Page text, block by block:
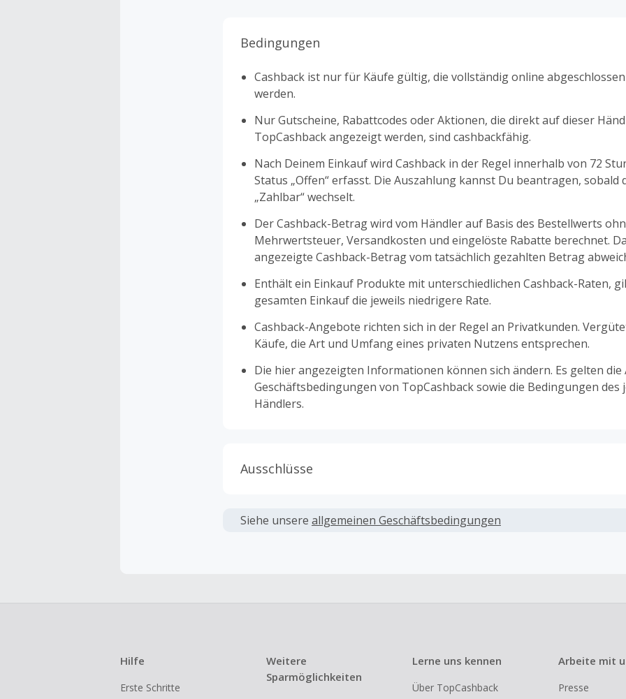
Bedingungen
Cashback ist nur für Käufe gültig, die vollständig online
werden.
Nur Gutscheine, Rabattcodes oder Aktionen, die direkt auf dieser
TopCashback angezeigt werden, sind cashbackfähig.
Nach Deinem Einkauf wird Cashback in der Regel innerhalb von 72
Status „Offen“ erfasst. Die Auszahlung kannst Du beantragen, sobald
„Zahlbar“ wechselt.
Der Cashback-Betrag wird vom Händler auf Basis des Bestellwerts
Mehrwertsteuer, Versandkosten und eingelöste Rabatte berechnet.
angezeigte Cashback-Betrag vom tatsächlich gezahlten Betrag
Enthält ein Einkauf Produkte mit unterschiedlichen Cashback-Raten,
gesamten Einkauf die jeweils niedrigere Rate.
Cashback-Angebote richten sich in der Regel an Privatkunden.
Käufe, die Art und Umfang eines privaten Nutzens entsprechen.
Die hier angezeigten Informationen können sich ändern. Es gelten die
Geschäftsbedingungen von TopCashback sowie die Bedingungen des
Händlers.
Ausschlüsse
verwendet werden, die nicht ausdrücklich auf dieser Händlerseite von
Gewerbliche, Reseller- oder ungewöhnlich große Bestellungen sind
Händlern vom Cashback ausgeschlossen.
Siehe unsere allgemeinen Geschäftsbedingungen
Hilfe
Erste Schritte
Weitere
Sparmöglichkeiten
Lerne uns kennen
Über TopCashback
Arbeite mit
Presse